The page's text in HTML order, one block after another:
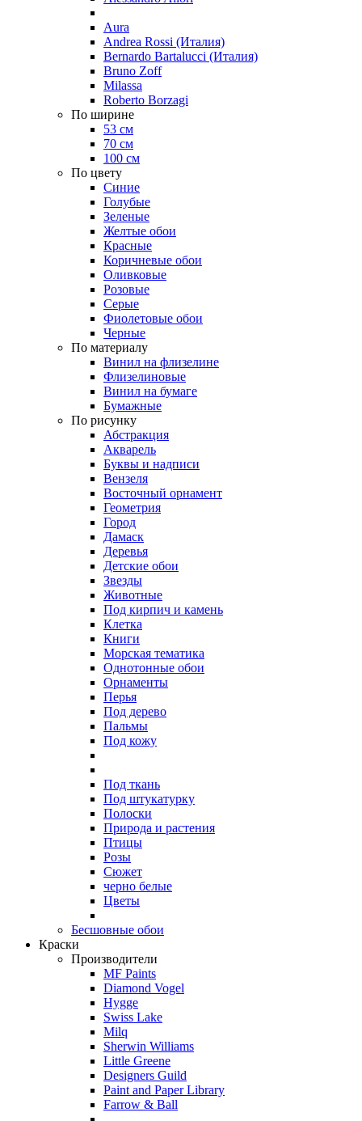
Aura
Andrea Rossi (Италия)
Bernardo Bartalucci (Италия)
Bruno Zoff
Milassa
Roberto Borzagi
По ширине
53 см
70 см
100 см
По цвету
Синие
Голубые
Зеленые
Желтые обои
Красные
Коричневые обои
Оливковые
Розовые
Серые
Фиолетовые обои
Черные
По материалу
Винил на флизелине
Флизелиновые
Винил на бумаге
Бумажные
По рисунку
Абстракция
Акварель
Буквы и надписи
Вензеля
Восточный орнамент
Геометрия
Город
Дамаск
Деревья
Детские обои
Звезды
Животные
Под кирпич и камень
Клетка
Книги
Морская тематика
Однотонные обои
Орнаменты
Перья
Под дерево
Пальмы
Под кожу
Под ткань
Под штукатурку
Полоски
Природа и растения
Птицы
Розы
Сюжет
черно белые
Цветы
Бесшовные обои
Краски
Производители
MF Paints
Diamond Vogel
Hygge
Swiss Lake
Milq
Sherwin Williams
Little Greene
Designers Guild
Paint and Paper Library
Farrow & Ball